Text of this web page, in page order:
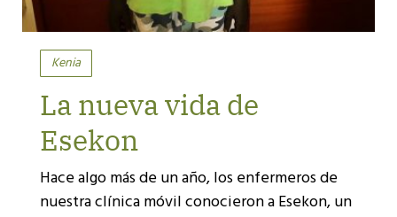
Kenia
La nueva vida de
Esekon
Hace algo más de un año, los enfermeros de
nuestra clínica móvil conocieron a Esekon, un